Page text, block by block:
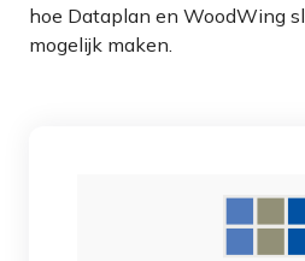
hoe Dataplan en WoodWing
mogelijk maken.